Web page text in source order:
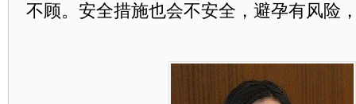
不顾。安全措施也会不安全，避孕有风险